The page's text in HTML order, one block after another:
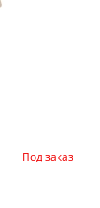
Под заказ